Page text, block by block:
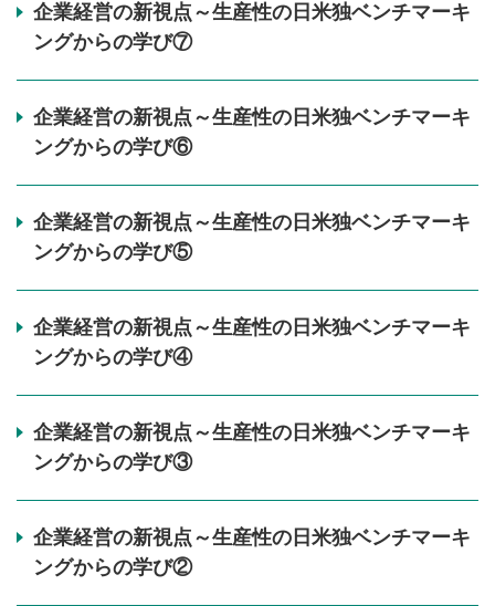
企業経営の新視点～生産性の日米独ベンチマーキ
ングからの学び⑦
企業経営の新視点～生産性の日米独ベンチマーキ
ングからの学び⑥
企業経営の新視点～生産性の日米独ベンチマーキ
ングからの学び⑤
企業経営の新視点～生産性の日米独ベンチマーキ
ングからの学び④
企業経営の新視点～生産性の日米独ベンチマーキ
ングからの学び③
企業経営の新視点～生産性の日米独ベンチマーキ
ングからの学び②